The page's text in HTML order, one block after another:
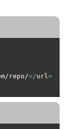
repo/</url >